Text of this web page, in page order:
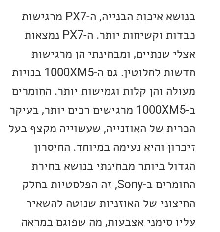
בנושא איכות הבנייה, ה-PX7 מרגישות
כבדות וקשיחות יותר. ה-PX7 נמצאות
שנתיים, ומבחינתי הן מרגישות
חדשות לחלוטין. גם ה-1000XM5 בנויות
והן קלות וגמישות יותר. החומרים
ב-1000XM5 מרגישים רכים יותר, בעיקר
של האוזנייה, שעשוייה מקצף בעל
והיא נעימה במיוחד. החיסרון
ביותר מבחינתי בנושא בחירת
החומרים ב-Sony, זה הפלסטיות בחלק
של האוזניות שנוטה להשאיר
סימני אצבעות, מה שפוגם במראה